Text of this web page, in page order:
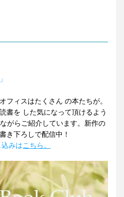
フィスはたくさん の本たちが。
書を した気になって頂けるよう
がらご紹介しています。新作の
き下ろしで配信中！
みはこちら。